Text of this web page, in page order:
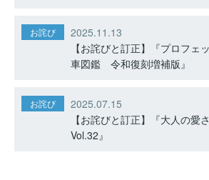
お詫び
2025.11.13
【お詫びと訂正】『プロフェ
車図鑑 令和復刻増補版』
お詫び
2025.07.15
【お詫びと訂正】『大人の愛
Vol.32』